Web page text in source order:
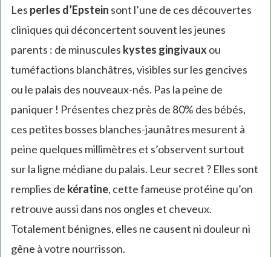
Les perles d’Epstein sont l’une de ces découvertes
cliniques qui déconcertent souvent les jeunes
parents : de minuscules kystes gingivaux ou
tuméfactions blanchâtres, visibles sur les gencives
ou le palais des nouveaux-nés. Pas la peine de
paniquer ! Présentes chez près de 80% des bébés,
ces petites bosses blanches-jaunâtres mesurent à
peine quelques millimètres et s’observent surtout
sur la ligne médiane du palais. Leur secret ? Elles sont
remplies de kératine, cette fameuse protéine qu’on
retrouve aussi dans nos ongles et cheveux.
Totalement bénignes, elles ne causent ni douleur ni
gêne à votre nourrisson.